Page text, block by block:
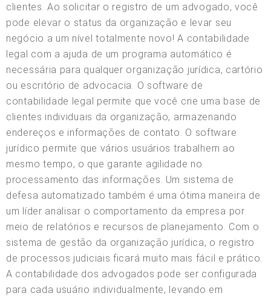
clientes. Ao solicitar o registro de um advogado, você
pode elevar o status da organização e levar seu
negócio a um nível totalmente novo! A contabilidade
legal com a ajuda de um programa automático é
necessária para qualquer organização jurídica, cartório
ou escritório de advocacia. O software de
contabilidade legal permite que você crie uma base de
clientes individuais da organização, armazenando
endereços e informações de contato. O software
jurídico permite que vários usuários trabalhem ao
mesmo tempo, o que garante agilidade no
processamento das informações. Um sistema de
defesa automatizado também é uma ótima maneira de
um líder analisar o comportamento da empresa por
meio de relatórios e recursos de planejamento. Com o
sistema de gestão da organização jurídica, o registro
de processos judiciais ficará muito mais fácil e prático.
A contabilidade dos advogados pode ser configurada
para cada usuário individualmente, levando em